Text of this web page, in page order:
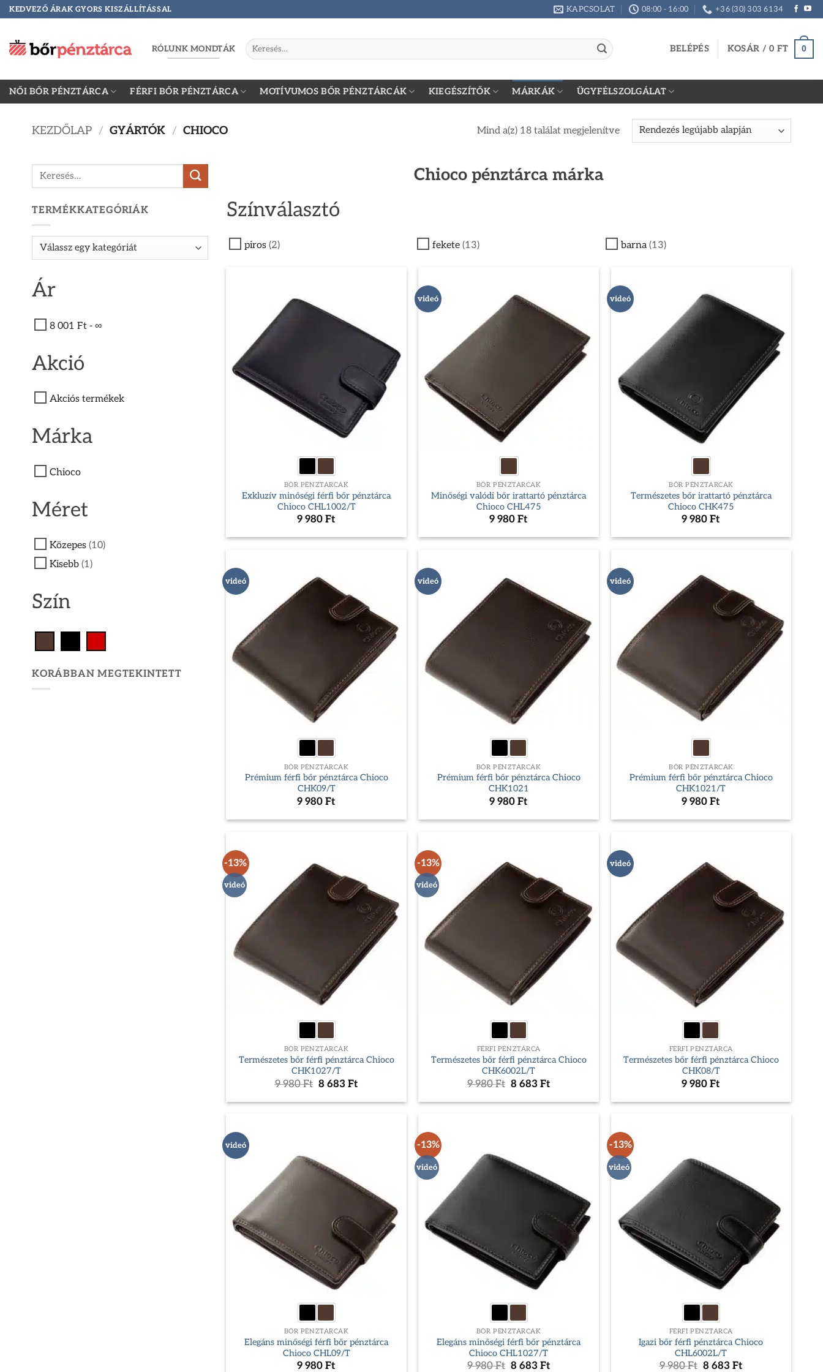
Skip
to
content
KEDVEZŐ ÁRAK GYORS KISZÁLLÍTÁSSAL KAPCSOLAT 08:00 - 16:00 +36 (30) 303 6134
RÓLUNK MONDTÁK
Keresés
a
BELÉPÉS KOSÁR /0 FT 0
NŐI BŐR PÉNZTÁRCA FÉRFI BŐR PÉNZTÁRCA MOTÍVUMOS BŐR PÉNZTÁRCÁK KIEGÉSZÍTŐK MÁRKÁK ÜGYFÉLSZOLGÁLAT
KEZDŐLAP / GYÁRTÓK / CHIOCO Mind a(z) 18 találat megjelenítveSorted
Keresés
TERMÉKKATEGÓRIÁK
Ár
8 001 Ft - ∞
Akció
Akciós termékek
Márka
Chioco
Méret
Közepes (10)
Kisebb (1)
Szín
KORÁBBAN MEGTEKINTETT
Chioco pénztárca márka
Színválasztó
piros(2) fekete (13) barna(13)
BŐR PÉNZTÁRCÁK
Exkluzív minőségi férfi bőr pénztárca
Chioco CHL1002/T
9 980Ft
videó
BŐR PÉNZTÁRCÁK
Minőségi valódi bőr irattartó pénztárca
Chioco CHL475
9 980Ft
videó
BŐR PÉNZTÁRCÁK
Természetes bőr irattartó pénztárca
Chioco CHK475
9 980Ft
videó
BŐR PÉNZTÁRCÁK
Prémium férfi bőr pénztárca Chioco
CHK09/T
9 980Ft
videó
BŐR PÉNZTÁRCÁK
Prémium férfi bőr pénztárca Chioco
CHK1021
9 980Ft
videó
BŐR PÉNZTÁRCÁK
Prémium férfi bőr pénztárca Chioco
CHK1021/T
9 980Ft
-13%
videó
BŐR PÉNZTÁRCÁK
Természetes bőr férfi pénztárca Chioco
CHK1027/T
9 980Ft Original
was:
8 683 FtCurrent
is:
-13%
videó
FÉRFI PÉNZTÁRCA
Természetes bőr férfi pénztárca Chioco
CHK6002L/T
9 980Ft Original
was:
8 683 FtCurrent
is:
videó
FÉRFI PÉNZTÁRCA
Természetes bőr férfi pénztárca Chioco
CHK08/T
9 980Ft
videó
BŐR PÉNZTÁRCÁK
Elegáns minőségi férfi bőr pénztárca
Chioco CHL09/T
9 980Ft
-13%
videó
BŐR PÉNZTÁRCÁK
Elegáns minőségi férfi bőr pénztárca
Chioco CHL1027/T
9 980Ft Original
8 683 FtCurrent
-13%
videó
FÉRFI PÉNZTÁRCA
Igazi bőr férfi pénztárca Chioco
CHL6002L/T
9 980Ft Original
8 683 FtCurrent